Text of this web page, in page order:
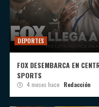
DEPORTES
FOX DESEMBARCA EN
SPORTS
4 meses hace Redacción